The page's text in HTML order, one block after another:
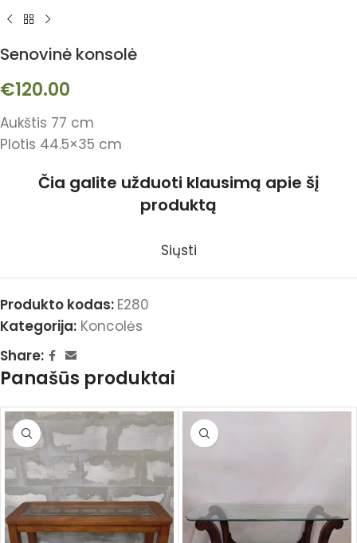
Senovinė konsolė
€120.00
Aukštis 77 cm
Plotis 44.5×35 cm
Čia galite užduoti klausimą apie šį
produktą
Siųsti
Produkto kodas: E280
Kategorija: Koncolės
Share:
Panašūs produktai